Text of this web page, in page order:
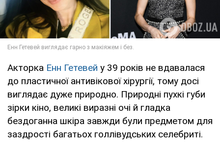
Акторка Енн Гетевей у 39 років не вдавалася
до пластичної антивікової хірургії, тому досі
виглядає дуже природно. Природні пухкі губи
зірки кіно, великі виразні очі й гладка
бездоганна шкіра завжди були предметом для
заздрості багатьох голлівудських селебриті.